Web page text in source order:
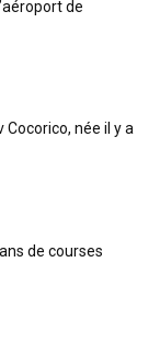
de
Cocorico, née il y a
de courses